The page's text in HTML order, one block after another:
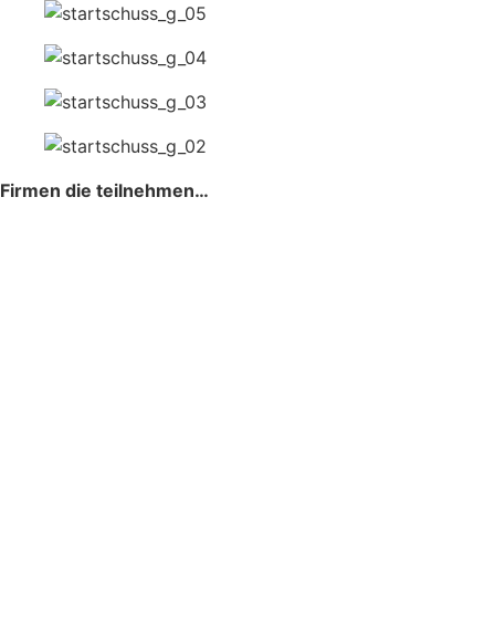
Firmen die teilnehmen…